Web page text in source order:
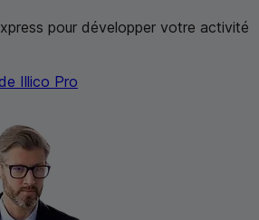
pour développer votre activité
Illico Pro